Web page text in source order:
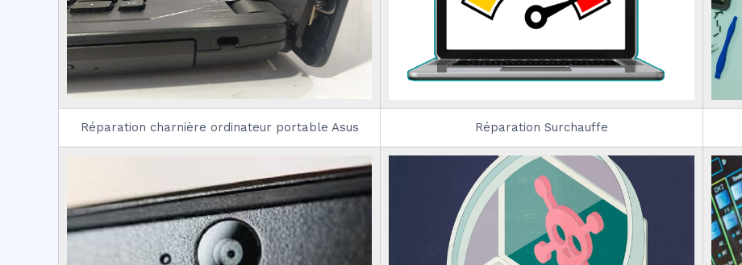
Réparation charnière ordinateur portable Asus Réparation Surchauffe